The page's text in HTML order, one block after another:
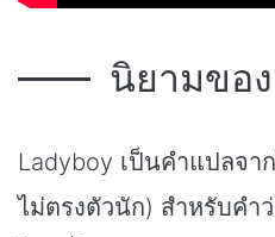
นิยามขอ
Ladyboy เป็นคำแปลจา
ไม่ตรงตัวนัก) สำหรับคำ